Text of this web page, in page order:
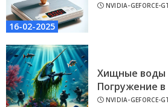
16-02-2025
NVIDIA-GEFORCE-
Хищные воды
Погружение
NVIDIA-GEFORCE-